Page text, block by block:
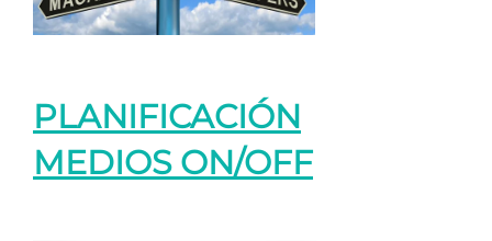
PLANIFICACIÓN
MEDIOS ON/OFF